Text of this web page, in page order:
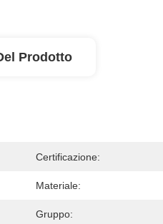
Prodotto
Certificazione:
Materiale:
Gruppo: